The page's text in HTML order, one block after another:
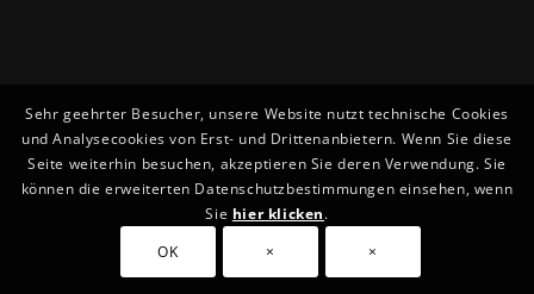
Sehr geehrter Besucher, unsere Website nutzt technische Cookies
und Analysecookies von Erst- und Drittenanbietern. Wenn Sie diese
Seite weiterhin besuchen, akzeptieren Sie deren Verwendung. Sie
können die erweiterten Datenschutzbestimmungen einsehen, wenn
Sie hier klicken.
OK
× ×